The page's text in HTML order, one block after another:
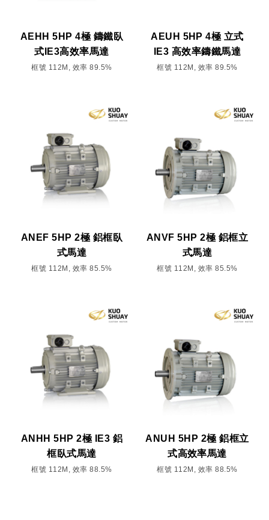
AEHH 5HP 4極 鑄鐵臥
式IE3高效率馬達
框號 112M, 效率 89.5%
AEUH 5HP 4極 立式
IE3 高效率鑄鐵馬達
框號 112M, 效率 89.5%
ANEF 5HP 2極 鋁框臥
式馬達
框號 112M, 效率 85.5%
ANVF 5HP 2極 鋁框立
式馬達
框號 112M, 效率 85.5%
ANHH 5HP 2極 IE3 鋁
框臥式馬達
框號 112M, 效率 88.5%
ANUH 5HP 2極 鋁框立
式高效率馬達
框號 112M, 效率 88.5%